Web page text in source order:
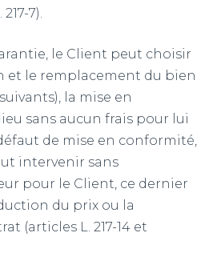
7).
le Client peut choisir
et le remplacement du bien
la mise en
sans aucun frais pour lui
défaut de mise en conformité,
intervenir sans
pour le Client, ce dernier
du prix ou la
(articles L. 217-14 et